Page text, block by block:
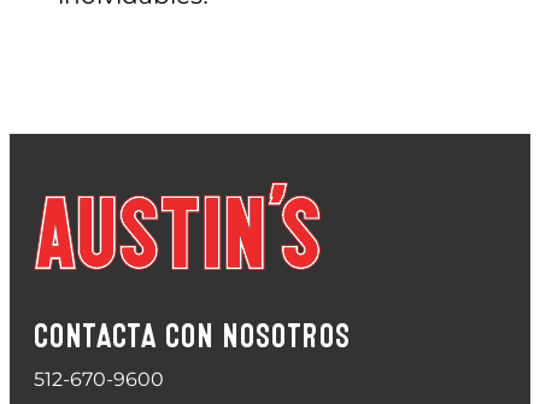
CONTACTA CON NOSOTROS
512-670-9600